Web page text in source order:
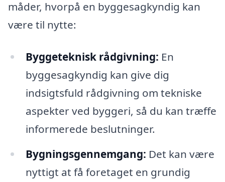
måder, hvorpå en byggesagkyndig kan
være til nytte:
Byggeteknisk rådgivning: En
byggesagkyndig kan give dig
indsigtsfuld rådgivning om tekniske
aspekter ved byggeri, så du kan træffe
informerede beslutninger.
Bygningsgennemgang: Det kan være
nyttigt at få foretaget en grundig